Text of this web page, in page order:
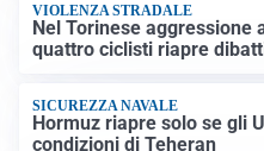
VIOLENZA STRADALE
Nel Torinese
quattro ciclisti riapre
SICUREZZA NAVALE
Hormuz riapre solo se gli
condizioni di Teheran